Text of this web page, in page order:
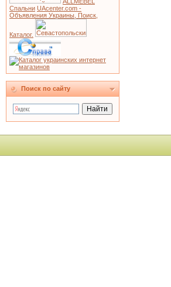
Спальни UAcenter.com -
Объявления Украины, Поиск,
Каталог.
Поиск по сайту